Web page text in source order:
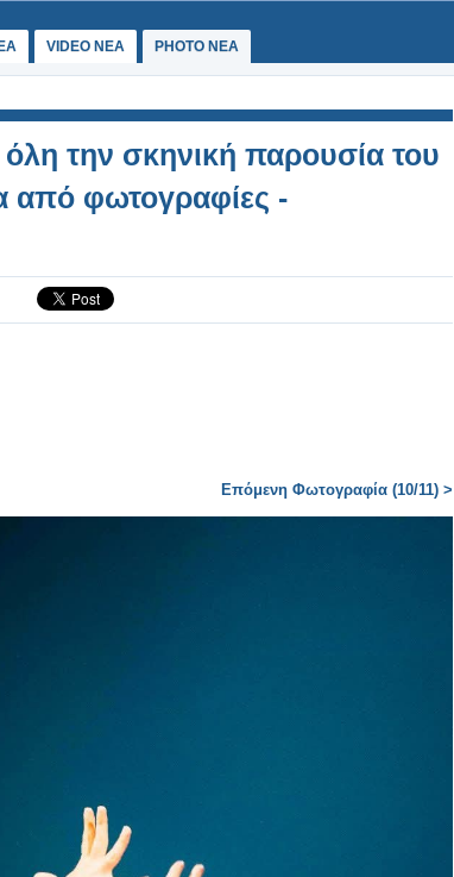
VIDEO NEA PHOTO NEA
την σκηνική παρουσία του
από φωτογραφίες -
Επόμενη Φωτογραφία (10/11) >